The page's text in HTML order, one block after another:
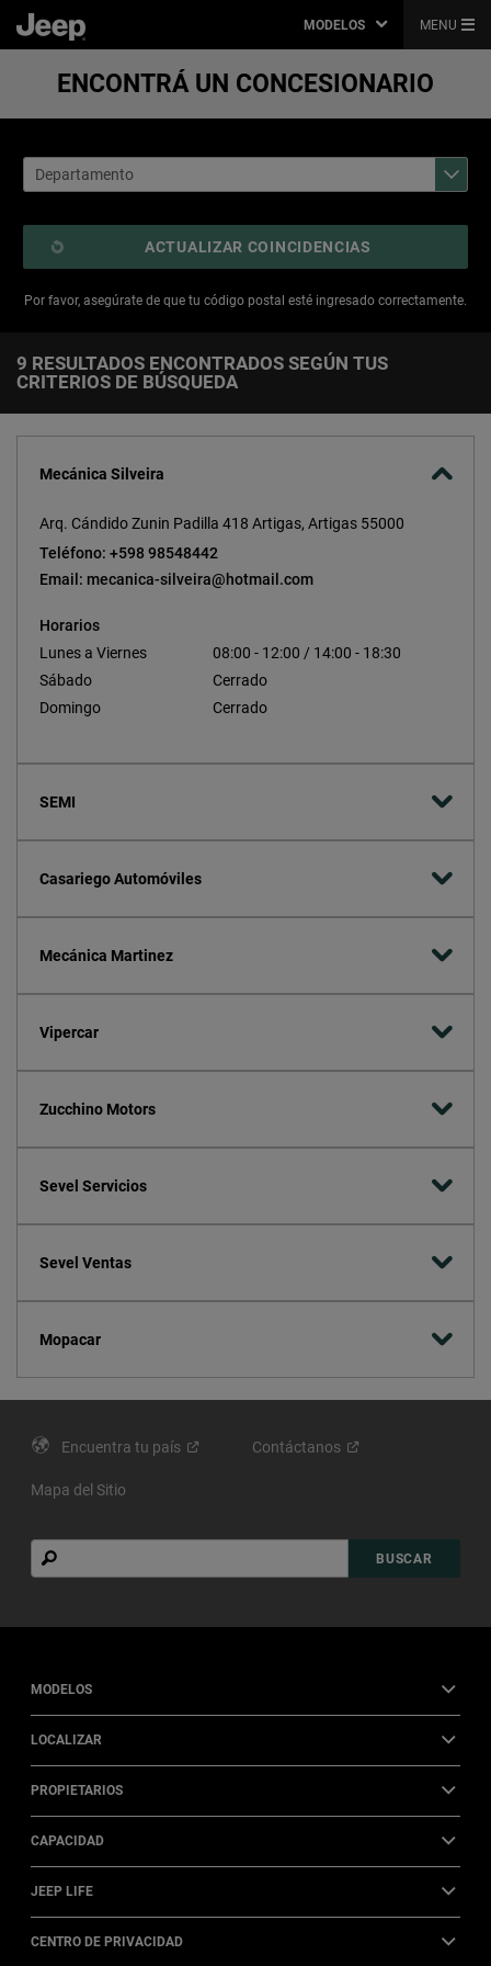
MODELOS MENU
ENCONTRÁ UN CONCESIONARIO
ACTUALIZAR COINCIDENCIAS
Por favor, asegúrate de que tu código postal esté ingresado correctamente.
9 RESULTADOS ENCONTRADOS SEGÚN TUS
CRITERIOS DE BÚSQUEDA
9
Resultados
encontrados
tus
Mecánica Silveira
Arq. Cándido Zunin Padilla 418 Artigas, Artigas 55000
Teléfono: +598 98548442
Email: mecanica-silveira@hotmail.com
Horarios
Lunes a Viernes
08:00 - 12:00 / 14:00 - 18:30
Sábado
Cerrado
Domingo
Cerrado
SEMI
Casariego Automóviles
Mecánica Martinez
Vipercar
Zucchino Motors
Sevel Servicios
Sevel Ventas
Mopacar
Encuentra tu país Contáctanos
Mapa del Sitio
Buscar
BUSCAR
MODELOS
LOCALIZAR
PROPIETARIOS
CAPACIDAD
JEEP LIFE
CENTRO DE PRIVACIDAD